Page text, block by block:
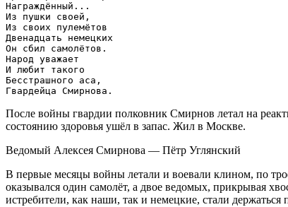
Награждённый...
Из пушки своей,
Из своих пулемётов
Двенадцать немецких
Он сбил самолётов.
Народ уважает
И любит такого
Бесстрашного аса,
После войны гвардии полковник Смирнов летал на
состоянию здоровья ушёл в запас. Жил в Москве.
Ведомый Алексея Смирнова — Пётр Углянский
В первые месяцы войны летали и воевали клином, по
оказывался один самолёт, а двое ведомых, прикрывая
истребители, как наши, так и немецкие, стали